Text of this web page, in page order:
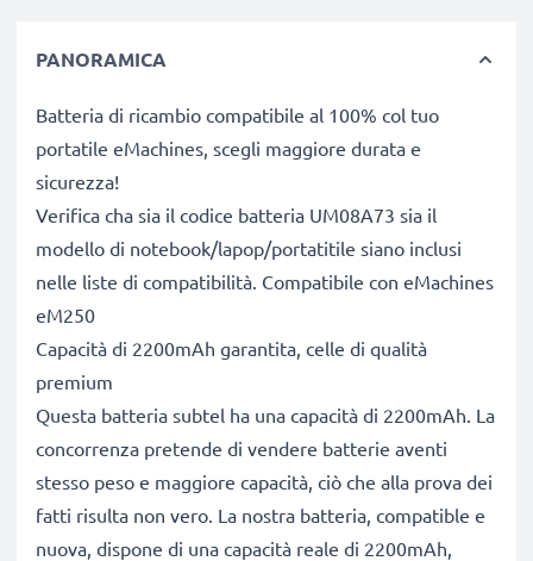
PANORAMICA
Batteria di ricambio compatibile al 100% col tuo
portatile eMachines, scegli maggiore durata e
sicurezza!
Verifica cha sia il codice batteria UM08A73 sia il
modello di notebook/lapop/portatitile siano inclusi
nelle liste di compatibilità. Compatibile con eMachines
eM250
Capacità di 2200mAh garantita, celle di qualità
premium
Questa batteria subtel ha una capacità di 2200mAh. La
concorrenza pretende di vendere batterie aventi
stesso peso e maggiore capacità, ciò che alla prova dei
fatti risulta non vero. La nostra batteria, compatible e
nuova, dispone di una capacità reale di 2200mAh,